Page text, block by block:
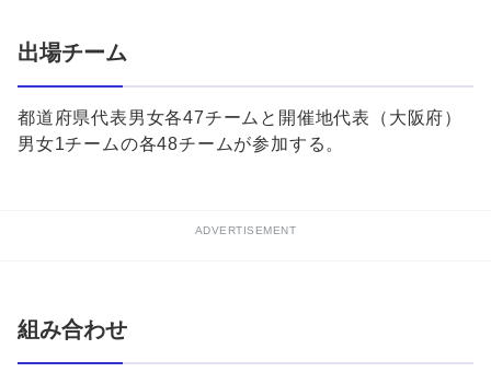
出場チーム
都道府県代表男女各47チームと開催地代表（大阪府）
男女1チームの各48チームが参加する。
ADVERTISEMENT
組み合わせ